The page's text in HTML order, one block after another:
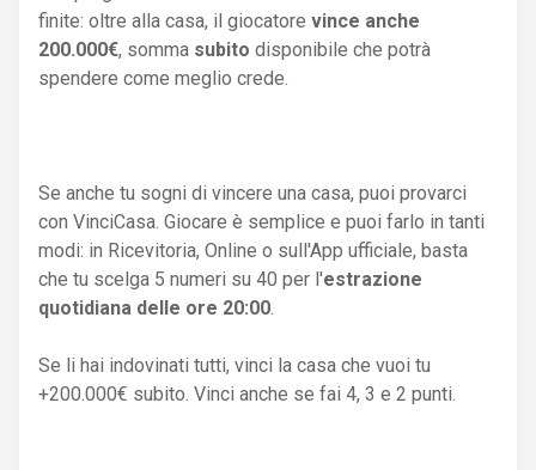
finite: oltre alla casa, il giocatore vince anche
200.000€, somma subito disponibile che potrà
spendere come meglio crede.
Se anche tu sogni di vincere una casa, puoi provarci
con VinciCasa. Giocare è semplice e puoi farlo in tanti
modi: in Ricevitoria, Online o sull'App ufficiale, basta
che tu scelga 5 numeri su 40 per l'estrazione
quotidiana delle ore 20:00
Se li hai indovinati tutti, vinci la casa che vuoi tu
+200.000€ subito. Vinci anche se fai 4, 3 e 2 punti.